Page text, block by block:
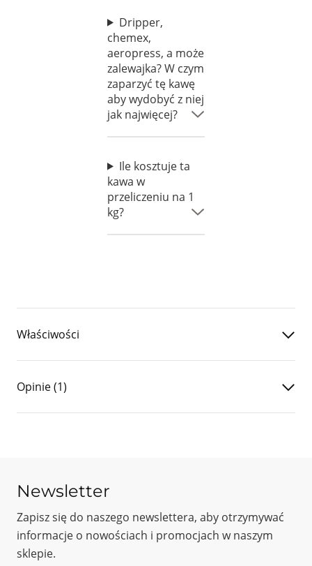
Dripper,
chemex,
aeropress, a może
zalewajka? W czym
zaparzyć tę kawę
aby wydobyć z niej
jak najwięcej?
Ile kosztuje ta
kawa w
przeliczeniu na 1
kg?
Właściwości
czerwona porzeczka, miód
Region
Kirinyaga
Odmiana
Opinie (1)
4
3
0
2
0
1
Newsletter
Zapisz się do naszego newslettera, aby otrzymywać
informacje o nowościach i promocjach w naszym
sklepie.